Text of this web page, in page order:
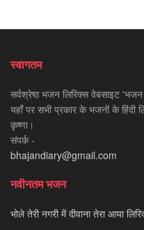
स्वागतम
सर्वश्रेष्ठ भजन लिरिक्स वेबसाइट
यहाँ पर सभी प्रकार के भजनों के
कृष्णा।
संपर्क -
bhajandiary@gmail.com
नवीनतम भजन
भोले तेरी नगरी में दीवाना तेरा आया